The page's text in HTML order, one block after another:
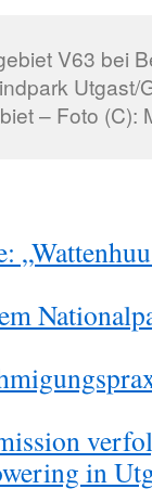
V63 bei
Utgast/
– Foto (C):
in